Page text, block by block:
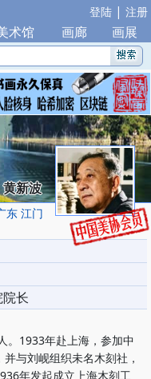
登陆 | 注册
术馆 画廊 画展
黄新波
东 江门
长
1933年赴上海，参加中
与刘岘组织未名木刻社，
年发起成立上海木刻工